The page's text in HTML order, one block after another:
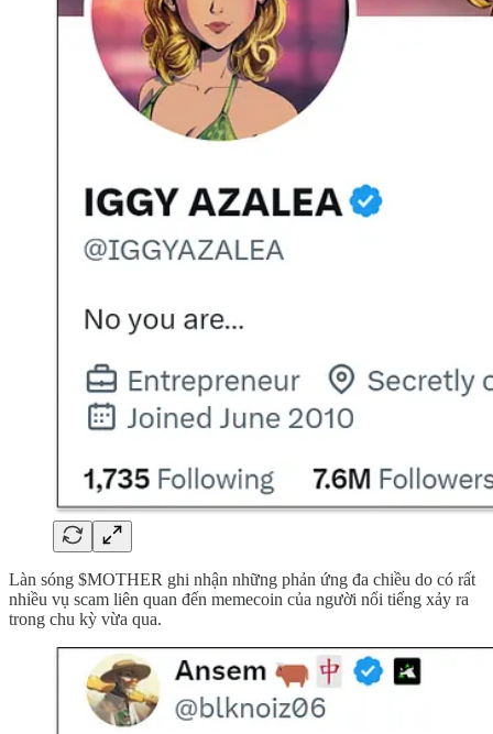
Làn sóng $MOTHER ghi nhận những phản ứng đa chiều do có rất
nhiều vụ scam liên quan đến memecoin của người nổi tiếng xảy ra
trong chu kỳ vừa qua.